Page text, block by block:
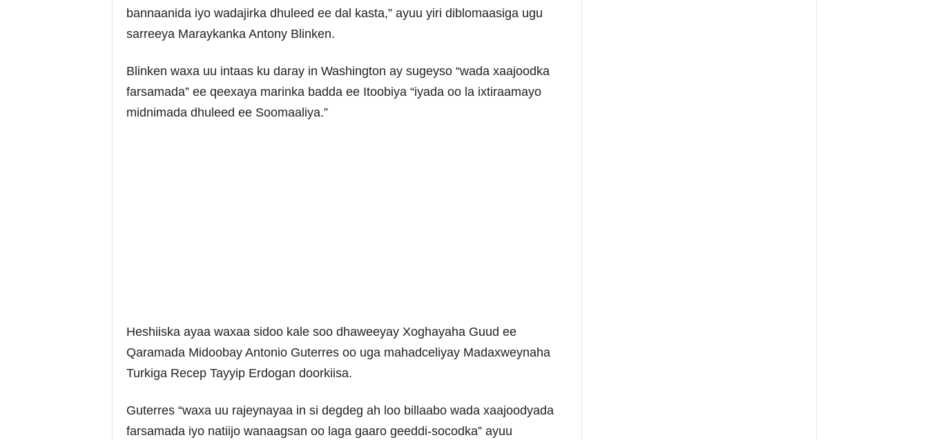
bannaanida iyo wadajirka dhuleed ee dal kasta,” ayuu yiri diblomaasiga ugu
sarreeya Maraykanka Antony Blinken.
Blinken waxa uu intaas ku daray in Washington ay sugeyso “wada xaajoodka
farsamada” ee qeexaya marinka badda ee Itoobiya “iyada oo la ixtiraamayo
midnimada dhuleed ee Soomaaliya.”
Heshiiska ayaa waxaa sidoo kale soo dhaweeyay Xoghayaha Guud ee
Qaramada Midoobay Antonio Guterres oo uga mahadceliyay Madaxweynaha
Turkiga Recep Tayyip Erdogan doorkiisa.
Guterres “waxa uu rajeynayaa in si degdeg ah loo billaabo wada xaajoodyada
farsamada iyo natiijo wanaagsan oo laga gaaro geeddi-socodka” ayuu